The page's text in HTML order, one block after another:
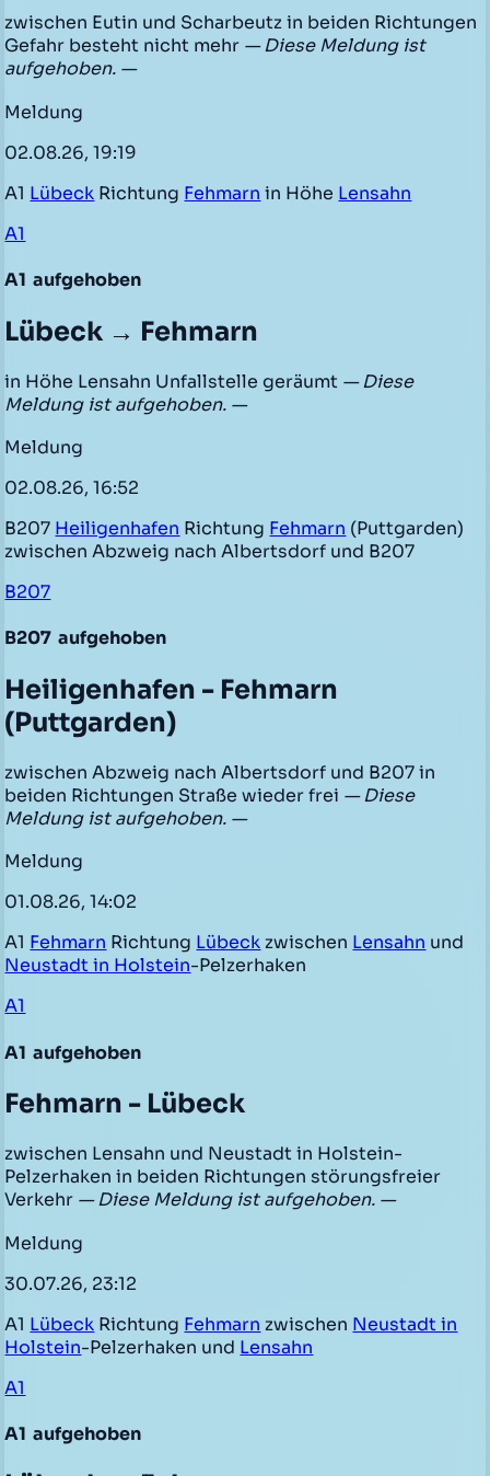
zwischen Eutin und Scharbeutz in beiden Richtungen
Gefahr besteht nicht mehr — Diese Meldung ist
aufgehoben. —
Meldung
02.08.26, 19:19
A1 Lübeck Richtung Fehmarn in Höhe Lensahn
A1
A1 aufgehoben
Lübeck → Fehmarn
in Höhe Lensahn Unfallstelle geräumt — Diese
Meldung ist aufgehoben. —
Meldung
02.08.26, 16:52
B207 Heiligenhafen Richtung Fehmarn (Puttgarden)
zwischen Abzweig nach Albertsdorf und B207
B207
B207 aufgehoben
Heiligenhafen - Fehmarn
(Puttgarden)
zwischen Abzweig nach Albertsdorf und B207 in
beiden Richtungen Straße wieder frei — Diese
Meldung ist aufgehoben. —
Meldung
01.08.26, 14:02
A1 Fehmarn Richtung Lübeck zwischen Lensahn und
Neustadt in Holstein-Pelzerhaken
A1
A1 aufgehoben
Fehmarn - Lübeck
zwischen Lensahn und Neustadt in Holstein-
Pelzerhaken in beiden Richtungen störungsfreier
Verkehr — Diese Meldung ist aufgehoben. —
Meldung
30.07.26, 23:12
A1 Lübeck Richtung Fehmarn zwischen Neustadt in
Holstein-Pelzerhaken und Lensahn
A1
A1 aufgehoben